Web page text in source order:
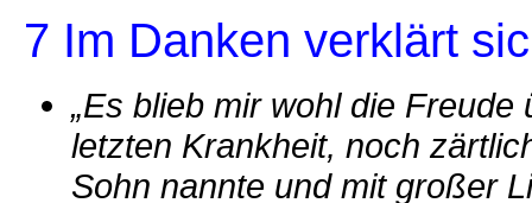
7 Im Danken verklärt
„Es blieb mir wohl die
letzten Krankheit, noch
Sohn nannte und mit großer